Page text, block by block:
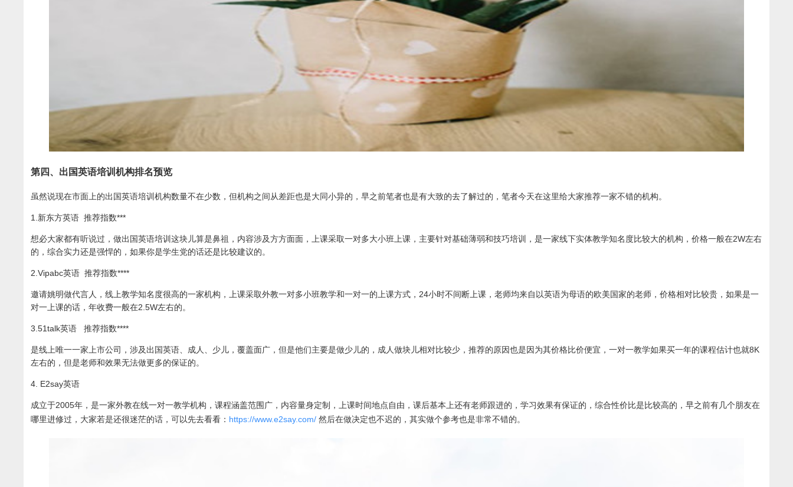
第四、出国英语培训机构排名预览
虽然说现在市面上的出国英语培训机构数量不在少数，但机构之间从差距也是大同小异的，早之前笔者也是有大致的去了解过的，笔者今天在这里给大家推荐一家不错的机构。
1.新东方英语 推荐指数***
想必大家都有听说过，做出国英语培训这块儿算是鼻祖，内容涉及方方面面，上课采取一对多大小班上课，主要针对基础薄弱和技巧培训，是一家线下实体教学知名度比较大的机构，价格一般在2W左右
的，综合实力还是强悍的，如果你是学生党的话还是比较建议的。
2.Vipabc英语 推荐指数****
邀请姚明做代言人，线上教学知名度很高的一家机构，上课采取外教一对多小班教学和一对一的上课方式，24小时不间断上课，老师均来自以英语为母语的欧美国家的老师，价格相对比较贵，如果是一
对一上课的话，年收费一般在2.5W左右的。
3.51talk英语 推荐指数****
是线上唯一一家上市公司，涉及出国英语、成人、少儿，覆盖面广，但是他们主要是做少儿的，成人做块儿相对比较少，推荐的原因也是因为其价格比价便宜，一对一教学如果买一年的课程估计也就8K
左右的，但是老师和效果无法做更多的保证的。
4. E2say英语
成立于2005年，是一家外教在线一对一教学机构，课程涵盖范围广，内容量身定制，上课时间地点自由，课后基本上还有老师跟进的，学习效果有保证的，综合性价比是比较高的，早之前有几个朋友在
哪里进修过，大家若是还很迷茫的话，可以先去看看： https://www.e2say.com/ 然后在做决定也不迟的，其实做个参考也是非常不错的。